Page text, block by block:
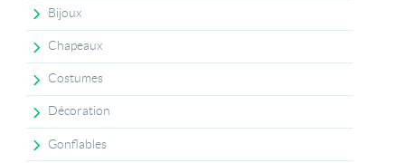
Bijoux
Chapeaux
Costumes
Décoration
Gonflables